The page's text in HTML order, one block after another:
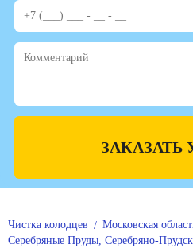
ЗАКАЗАТЬ
Чистка колодцев
Московская
Серебряные Пруды, Серебряно-